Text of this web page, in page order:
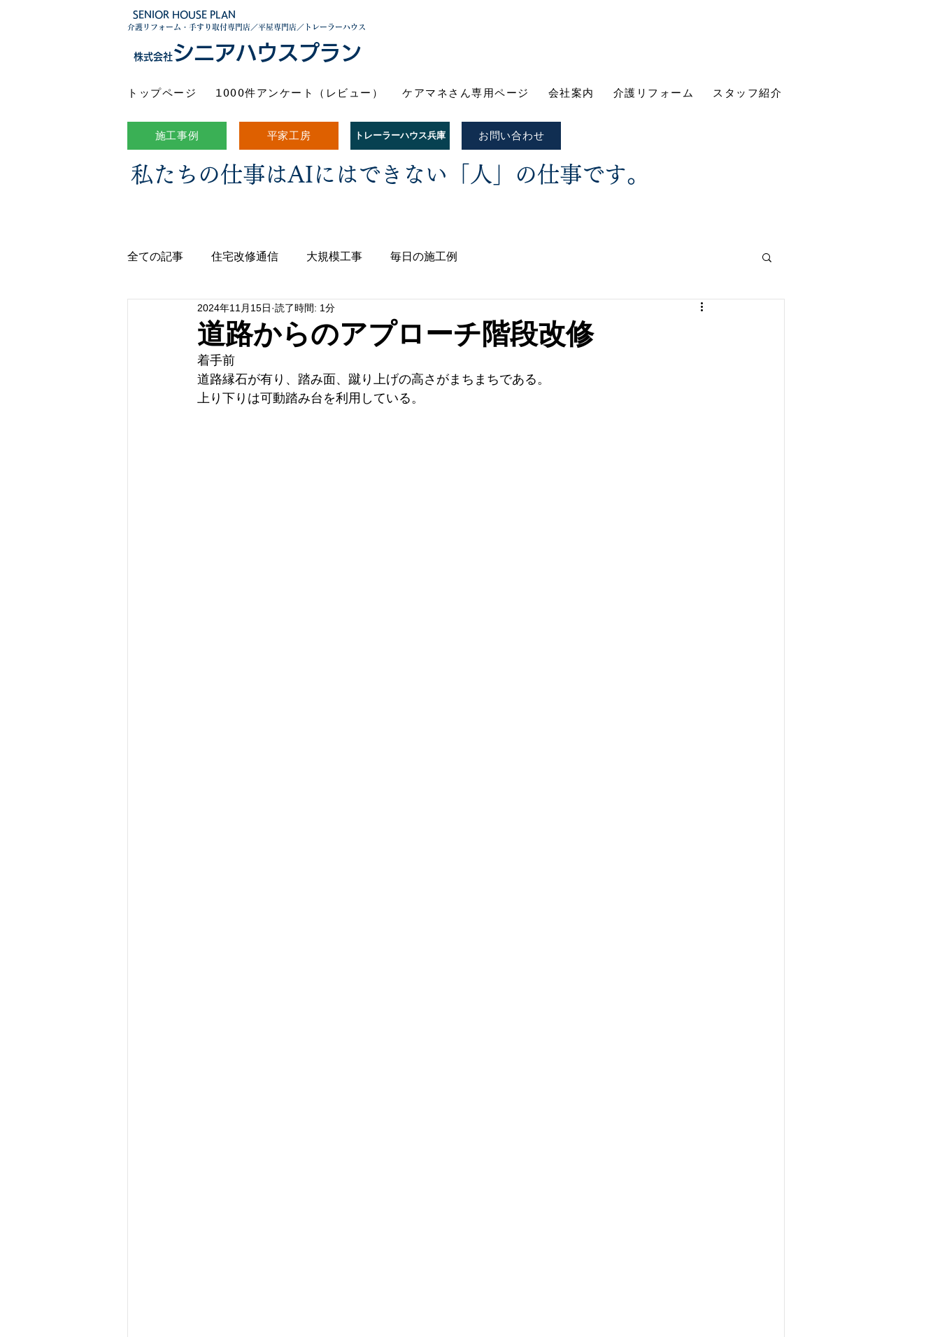
SENIOR HOUSE PLAN
介護リフォーム・手すり取付専門店／平屋専門店／トレーラーハウス
株式会社シニアハウスプラン
トップページ 1000件アンケート（レビュー） ケアマネさん専用ページ 会社案内 介護リフォーム スタッフ紹介
施工事例 平家工房 トレーラーハウス兵庫 お問い合わせ
私たちの仕事はAIにはできない「人」の仕事です。
全ての記事 住宅改修通信 大規模工事 毎日の施工例
道路からのアプローチ階段改修
2024年11月15日 読了時間: 1分
着手前
道路縁石が有り、踏み面、蹴り上げの高さがまちまちである。
上り下りは可動踏み台を利用している。